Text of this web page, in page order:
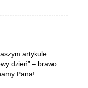
artykule
dzień” – brawo
Pana!